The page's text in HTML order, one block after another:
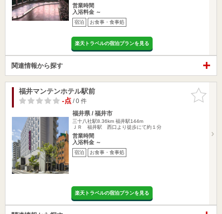
営業時間
入浴料金 ～
宿泊 お食事・食事処
楽天トラベルの宿泊プランを見る
関連情報から探す
お気に入
りに追加
福井マンテンホテル駅前
-点/ 0 件
福井県 / 福井市
三十八社駅8.36km 福井駅144m
ＪＲ 福井駅 西口より徒歩にて約１分
営業時間
入浴料金 ～
宿泊 お食事・食事処
楽天トラベルの宿泊プランを見る